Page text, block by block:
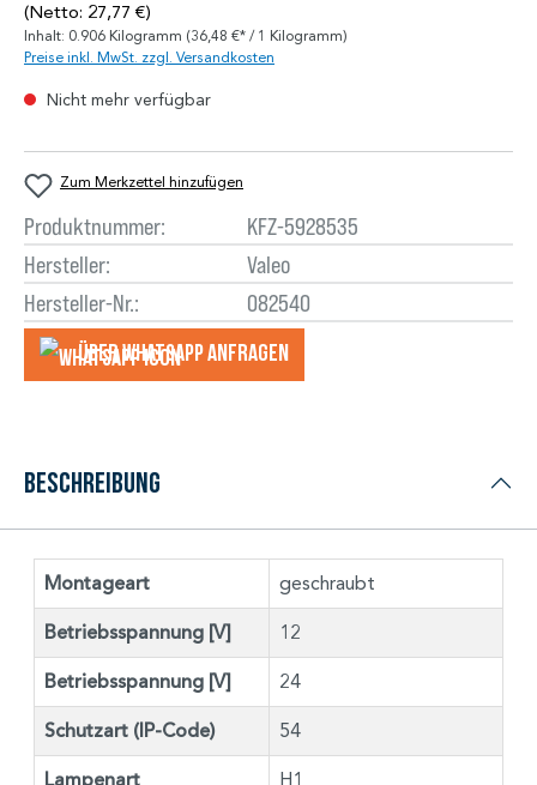
(Netto: 27,77 €)
Inhalt: 0.906 Kilogramm (36,48 €* / 1 Kilogramm)
Preise inkl. MwSt. zzgl. Versandkosten
Nicht mehr verfügbar
Zum Merkzettel hinzufügen
Produktnummer:
KFZ-5928535
Hersteller:
Valeo
Hersteller-Nr.:
082540
Über WhatsApp anfragеn
Beschreibung
Montageart geschraubt
Betriebsspannung [V] 12
Betriebsspannung [V] 24
Schutzart (IP-Code) 54
Lampenart H1